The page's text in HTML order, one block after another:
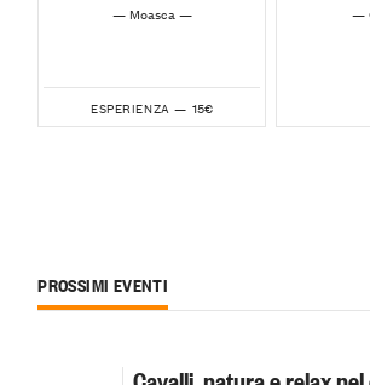
— Moasca —
ESPERIENZA — 15€
—
PROSSIMI EVENTI